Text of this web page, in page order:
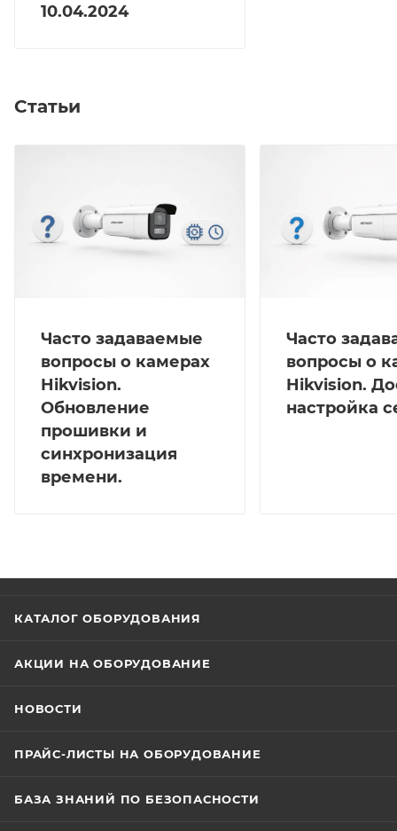
10.04.2024
Статьи
Часто задаваемые
вопросы о камерах
Hikvision.
Обновление
прошивки и
синхронизация
времени.
Часто
вопросы о
Hikvision.
настройка
КАТАЛОГ ОБОРУДОВАНИЯ
АКЦИИ НА ОБОРУДОВАНИЕ
НОВОСТИ
ПРАЙС-ЛИСТЫ НА ОБОРУДОВАНИЕ
БАЗА ЗНАНИЙ ПО БЕЗОПАСНОСТИ